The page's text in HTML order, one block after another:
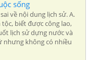
sống
về nội dung lịch sử. A.
biết được công lao,
lịch sử dựng nước và
nhưng không có nhiều